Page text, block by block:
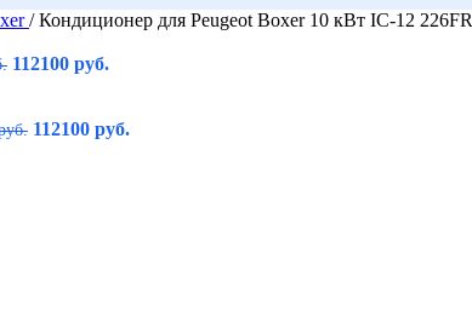
/ Кондиционер для Peugeot Boxer 10 кВт IC-12 226FR
112100 руб.
112100 руб.